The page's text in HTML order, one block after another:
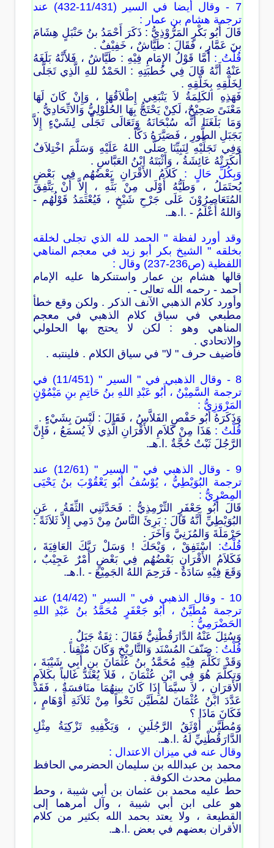
7 - وقال أيضا في السير (11/431-432) عند
ترجمة هشام بن عمار :
قَالَ أَبُو بَكْرٍ المَرُّوْذِيُّ : ذَكَرَ أَحْمَدُ بنُ حَنْبَلٍ هِشَامَ
بنَ عَمَّارٍ ، فَقَالَ : طَيَّاشٌ ، خَفِيْفٌ .
قُلْتُ : أَمَّا قَوْلُ الإِمَامِ فِيْهِ : طَيَّاشٌ ، فَلأَنَّهُ بَلَغَهُ
عَنْهُ أَنَّهُ قَالَ فِي خُطبَتِهِ : الحَمْدُ للهِ الَّذِي تَجَلَّى
لِخَلْقِهِ بِخَلْقِهِ .
فَهَذِهِ الكَلِمَةُ لاَ يَنْبَغِي إِطْلاَقُهَا ، وَإِنْ كَانَ لَهَا
مَعْنَىً صَحِيْحٌ، لَكِنْ يَحْتَجُّ بِهَا الحُلُوْلِيُّ وَالاتِّحَادِيُّ .
وَمَا بَلَغَنَا أَنَّه سُبْحَانَهُ وَتَعَالَى تَجَلَّى لِشَيْءٍ إِلاَّ
بَجَبَلِ الطُّورِ ، فَصَيَّرَهُ دَكّاً .
وَفِي تَجَلِّيْهِ لِنَبِيِّنَا صَلَّى اللهُ عَلَيْهِ وَسَلَّمَ اخْتِلاَفٌ
أَنكَرَتْهُ عَائِشَةُ ، وَأَثْبَتَهُ ابْنُ العَبَّاسِ .
وَبِكُلِّ حَالٍ : كَلاَمُ الأَقْرَانِ بَعْضُهُم فِي بَعْضٍ
يُحتَمَلُ ، وَطَيُّهُ أَوْلَى مِنْ بَثِّهِ ، إِلاَّ أَنْ يَتَّفِقَ
المُتَعَاصِرُوْنَ عَلَى جَرْحِ شَيْخٍ ، فَيُعْتَمَدُ قَوْلُهُم -
وَاللهُ أَعْلَمُ - .ا.هـ.
وقد أورد لفظة " الحمد لله الذي تجلى لخلقه
بخلقه " الشيخ بكر أبو زيد في معجم المناهي
اللفظية (ص236-237) وقال :
قالها هشام بن عمار واستنكرها عليه الإمام
أحمد - رحمه الله تعالى - .
وأورد كلام الذهبي الآنف الذكر . ولكن وقع خطأ
مطبعي في سياق كلام الذهبي في معجم
المناهي وهو : لكن لا يحتج بها الحلولي
والاتحادي .
فأضيف حرف " لا" في سياق الكلام . فلينتبه .
8 - وقال الذهبي في " السير " (11/451) في
ترجمة السَّمِيْنُ ، أَبُو عَبْدِ اللهِ بنُ حَاتِمِ بنِ مَيْمُوْنٍ
المَرْوَزِيُّ :
وَذَكَرَهُ أَبُو حَفْصٍ الفَلاَّسُ ، فَقَالَ : لَيْسَ بِشَيْءٍ .
قُلْتُ : هَذَا مِنْ كَلاَمِ الأَقْرَانِ الَّذِي لاَ يُسمَعُ ، فَإِنَّ
الرَّجُلَ ثَبْتٌ حُجَّةٌ .ا.هـ.
9 - وقال الذهبي في " السير " (12/61) عند
ترجمة البُوَيْطِيُّ ، يُوْسُفُ أَبُو يَعْقُوْبَ بنُ يَحْيَى
المِصْرِيُّ :
قَالَ أَبُو جَعْفَرٍ التِّرْمِذِيُّ : فَحَدَّثَنِي الثِّقَةُ ، عَنِ
البُوَيْطِيِّ أَنَّهُ قَالَ : بَرِئَ النَّاسُ مِنْ دَمِي إِلاَّ ثَلاَثَةً :
حَرْمَلَةَ وَالمُزَنِيَّ وَآخَرَ .
قُلْتُ: اسْتَفِقْ ، وَيْحَكَ ! وَسَلْ رَبَّكَ العَافِيَةَ ،
فَكَلاَمُ الأَقْرَانِ بَعْضُهُم فِي بَعْضٍ أَمْرٌ عَجِيْبٌ ،
وَقَعَ فِيْهِ سَادَةٌ - فَرَحِمَ اللهُ الجَمِيْعَ - .ا.هـ.
10 - وقال الذهبي في " السير " (14/42) عند
ترجمة مُطَيَّنٌ ، أَبُو جَعْفَرٍ مُحَمَّدُ بنُ عَبْدِ اللهِ
الحَضْرَمِيُّ :
وَسُئِلَ عَنْهُ الدَّارَقُطْنِيُّ فَقَالَ : ثِقَةٌ جَبَلٌ .
قُلْتُ : صَنّفَ المُسْنَد وَالتَّارِيْخ وَكَانَ مُتْقِناً .
وَقَدْ تَكَلَّمَ فِيْهِ مُحَمَّدُ بنُ عُثْمَانَ بنِ أَبِي شَيْبَةَ ،
وَتكلَّمَ هُوَ فِي ابْنِ عُثْمَانَ ، فَلاَ يُعْتَدُّ غَالباً بكَلاَمِ
الأَقرَانِ ، لاَ سيَّمَا إِذَا كَانَ بينهُمَا منَافسَةٌ ، فَقَدْ
عَدَّدَ ابْنُ عُثْمَانَ لمُطَيَّن نَحْواً مِنْ ثَلاَثَةِ أَوْهَامٍ ،
فَكَانَ مَاذَا ؟
وَمُطَيَّن أَوْثَقُ الرَّجُلَينِ ، وَيَكْفِيهِ تَزْكِيَةُ مِثْلِ
الدَّارَقُطْنِيِّ لَهُ .ا.هـ.
وقال عنه في ميزان الاعتدال :
محمد بن عبدالله بن سليمان الحضرمي الحافظ
مطين محدث الكوفة .
حط عليه محمد بن عثمان بن أبي شيبة ، وحط
هو على ابن أبي شيبة ، وآل أمرهما إلى
القطيعة ، ولا يعتد بحمد الله بكثير من كلام
الأقران بعضهم في بعض .ا.هـ.